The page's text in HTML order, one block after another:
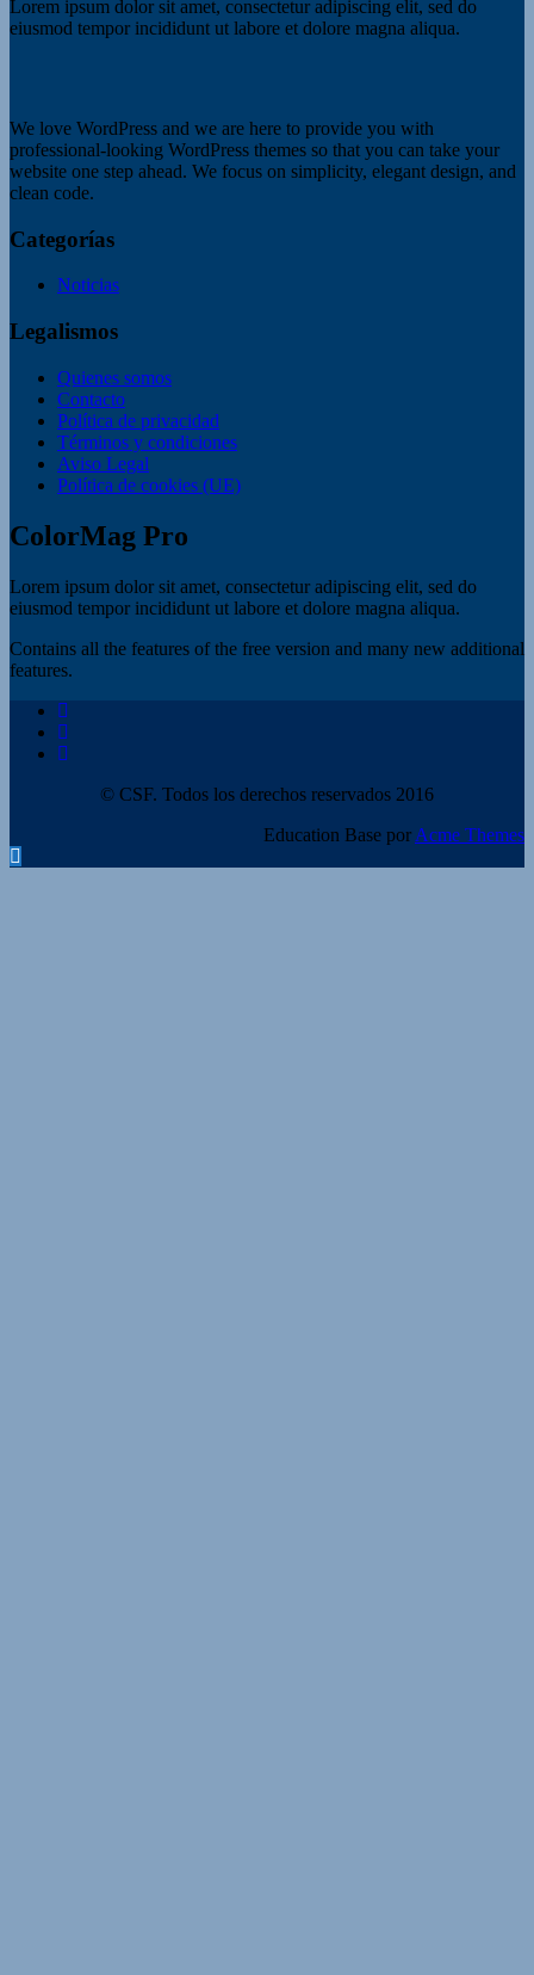
Lorem ipsum dolor sit amet, consectetur adipiscing elit, sed do
eiusmod tempor incididunt ut labore et dolore magna aliqua.
We love WordPress and we are here to provide you with
professional-looking WordPress themes so that you can take your
website one step ahead. We focus on simplicity, elegant design, and
clean code.
Categorías
Noticias
Legalismos
Quienes somos
Contacto
Política de privacidad
Términos y condiciones
Aviso Legal
Política de cookies (UE)
ColorMag Pro
Lorem ipsum dolor sit amet, consectetur adipiscing elit, sed do
eiusmod tempor incididunt ut labore et dolore magna aliqua.
Contains all the features of the free version and many new additional
features.
© CSF. Todos los derechos reservados 2016
Education Base por Acme Themes